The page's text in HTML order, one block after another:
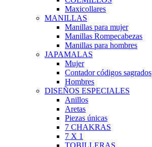
Maxicollares
MANILLAS
Manillas para mujer
Manillas Rompecabezas
Manillas para hombres
JAPAMALAS
Mujer
Contador códigos sagrados
Hombres
DISEÑOS ESPECIALES
Anillos
Aretas
Piezas únicas
7 CHAKRAS
7 X 1